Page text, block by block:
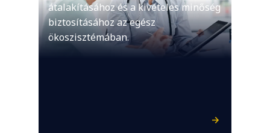
átalakításához és a kivételes minőség
biztosításához az egész
ökoszisztémában.